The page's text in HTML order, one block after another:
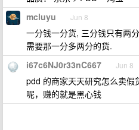
mcluyu Jun 8
一分钱一分货, 三分钱只有两
需要那一分多两分的货.
i67c6NJ0r33nC667 Jun 8
pdd 的商家天天研究怎么卖
呢，赚的就是黑心钱